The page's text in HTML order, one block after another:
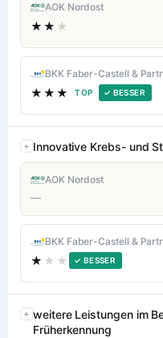
AOK Nordost
★★ ★
BKK Faber-Castell &
★★★ TOP ✓ BESSER
Innovative Krebs- und
AOK Nordost
—
BKK Faber-Castell &
★ ★★ ✓ BESSER
weitere Leistungen im
Früherkennung